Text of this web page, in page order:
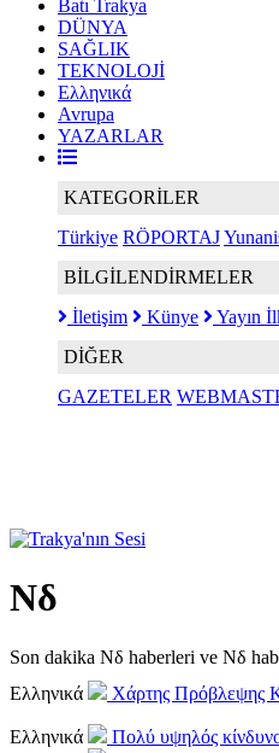
Batı Trakya
DÜNYA
SAĞLIK
TEKNOLOJİ
Ελληνικά
Avrupa
YAZARLAR
KATEGORİLER
Türkiye RÖPORTAJ
BİLGİLENDİRMELER
İletişim
Künye Yayın
DİĞER
GAZETELER
Νδ
Son dakika Νδ haberleri ve Νδ
Ελληνικά
Χάρτης Πρόβλεψης
Ελληνικά
Πολύ υψηλός